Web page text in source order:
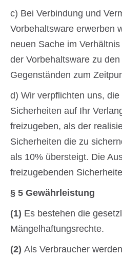
c) Bei Verbindung und
Vorbehaltsware erwerben
neuen Sache im
der Vorbehaltsware zu
Gegenständen zum
d) Wir verpflichten uns,
Sicherheiten auf Ihr
freizugeben, als der
Sicherheiten die zu
als 10% übersteigt. Die
freizugebenden
§ 5 Gewährleistung
(1) Es bestehen die
Mängelhaftungsrechte.
(2) Als Verbraucher